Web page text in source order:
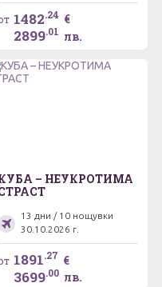
1482.24 €
2899.01 лв.
– НЕУКРОТИМА
13 дни / 10 нощувки
30.10.2026 г.
1891.27 €
3699.00 лв.